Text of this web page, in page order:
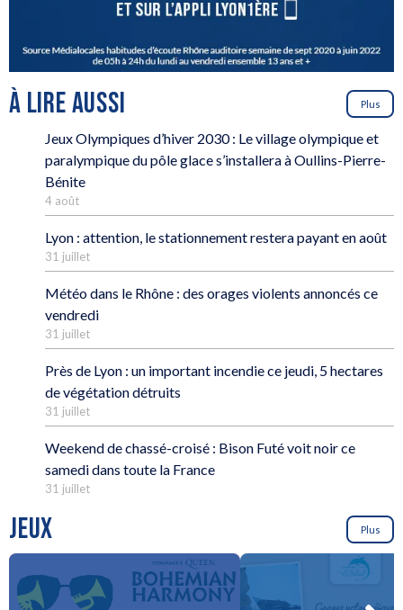
À LIRE AUSSI Plus
Jeux Olympiques d’hiver 2030 : Le village olympique et
paralympique du pôle glace s’installera à Oullins-Pierre-
Bénite
4 août
Lyon : attention, le stationnement restera payant en août
31 juillet
Météo dans le Rhône : des orages violents annoncés ce
vendredi
31 juillet
Près de Lyon : un important incendie ce jeudi, 5 hectares
de végétation détruits
31 juillet
Weekend de chassé-croisé : Bison Futé voit noir ce
samedi dans toute la France
31 juillet
JEUX Plus